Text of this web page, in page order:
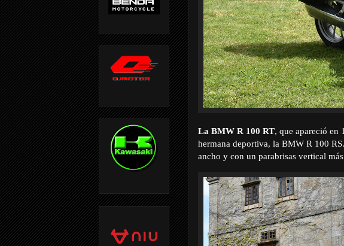
La BMW R 100 RT, que apareció en
hermana deportiva, la BMW R 100
ancho y con un parabrisas vertical